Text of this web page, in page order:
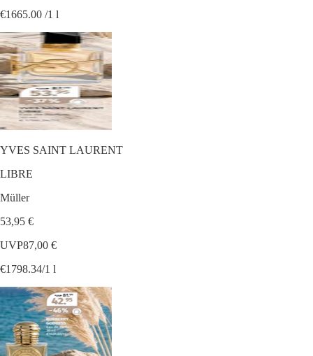
€1665.00 /1 l
YVES SAINT LAURENT
LIBRE
Müller
53,95 €
UVP87,00 €
€1798.34/1 l